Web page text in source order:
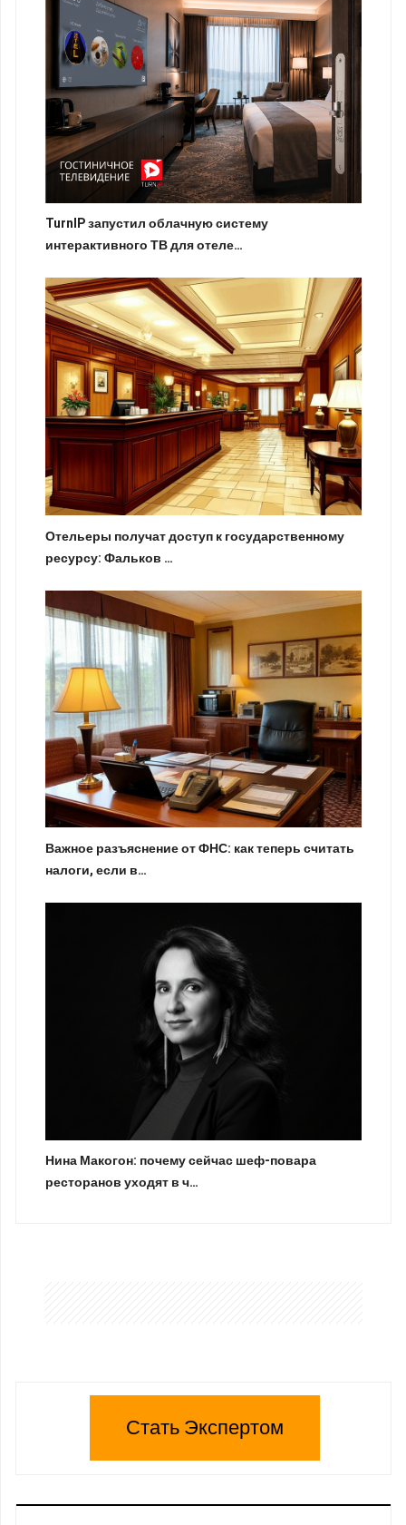
TurnIP запустил облачную систему
интерактивного ТВ для отеле…
Отельеры получат доступ к государственному
ресурсу: Фальков …
Важное разъяснение от ФНС: как теперь считать
налоги, если в…
Нина Макогон: почему сейчас шеф-повара
ресторанов уходят в ч…
Стать Экспертом